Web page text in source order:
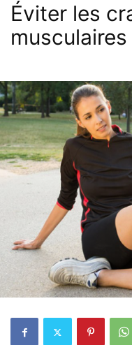
Éviter les